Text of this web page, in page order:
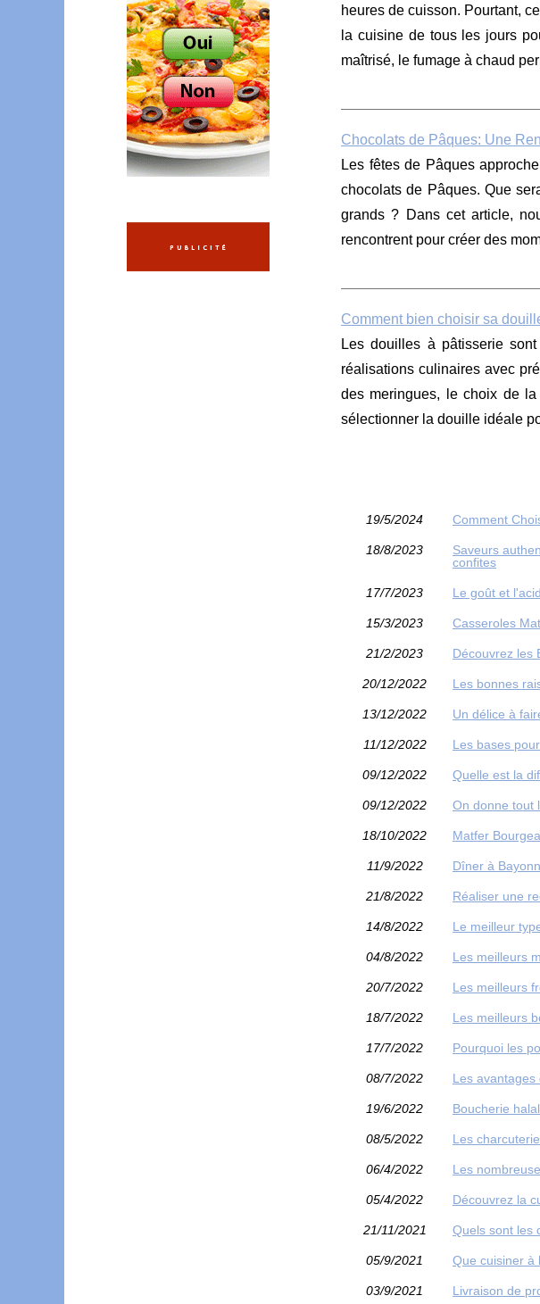
heures de cuisson. Pourtant,
la cuisine de tous les jours
maîtrisé, le fumage à chaud
Chocolats de Pâques: Une
Les fêtes de Pâques
chocolats de Pâques. Que
grands ? Dans cet article,
rencontrent pour créer des
Comment bien choisir sa
Les douilles à pâtisserie
réalisations culinaires avec
des meringues, le choix de
sélectionner la douille idéale
19/5/2024 Comment
18/8/2023
Saveurs
confites
17/7/2023 Le goût et
15/3/2023 Casseroles
21/2/2023 Découvrez les
20/12/2022 Les bonnes
13/12/2022 Un délice à
11/12/2022 Les bases
09/12/2022 Quelle est la
09/12/2022 On donne tout
18/10/2022 Matfer
11/9/2022 Dîner à
21/8/2022 Réaliser une
14/8/2022 Le meilleur
04/8/2022 Les meilleurs
20/7/2022 Les meilleurs
18/7/2022 Les meilleurs
17/7/2022 Pourquoi les
08/7/2022 Les avantages
19/6/2022 Boucherie
08/5/2022 Les
06/4/2022 Les
05/4/2022 Découvrez la
21/11/2021 Quels sont les
05/9/2021 Que cuisiner à
03/9/2021 Livraison de